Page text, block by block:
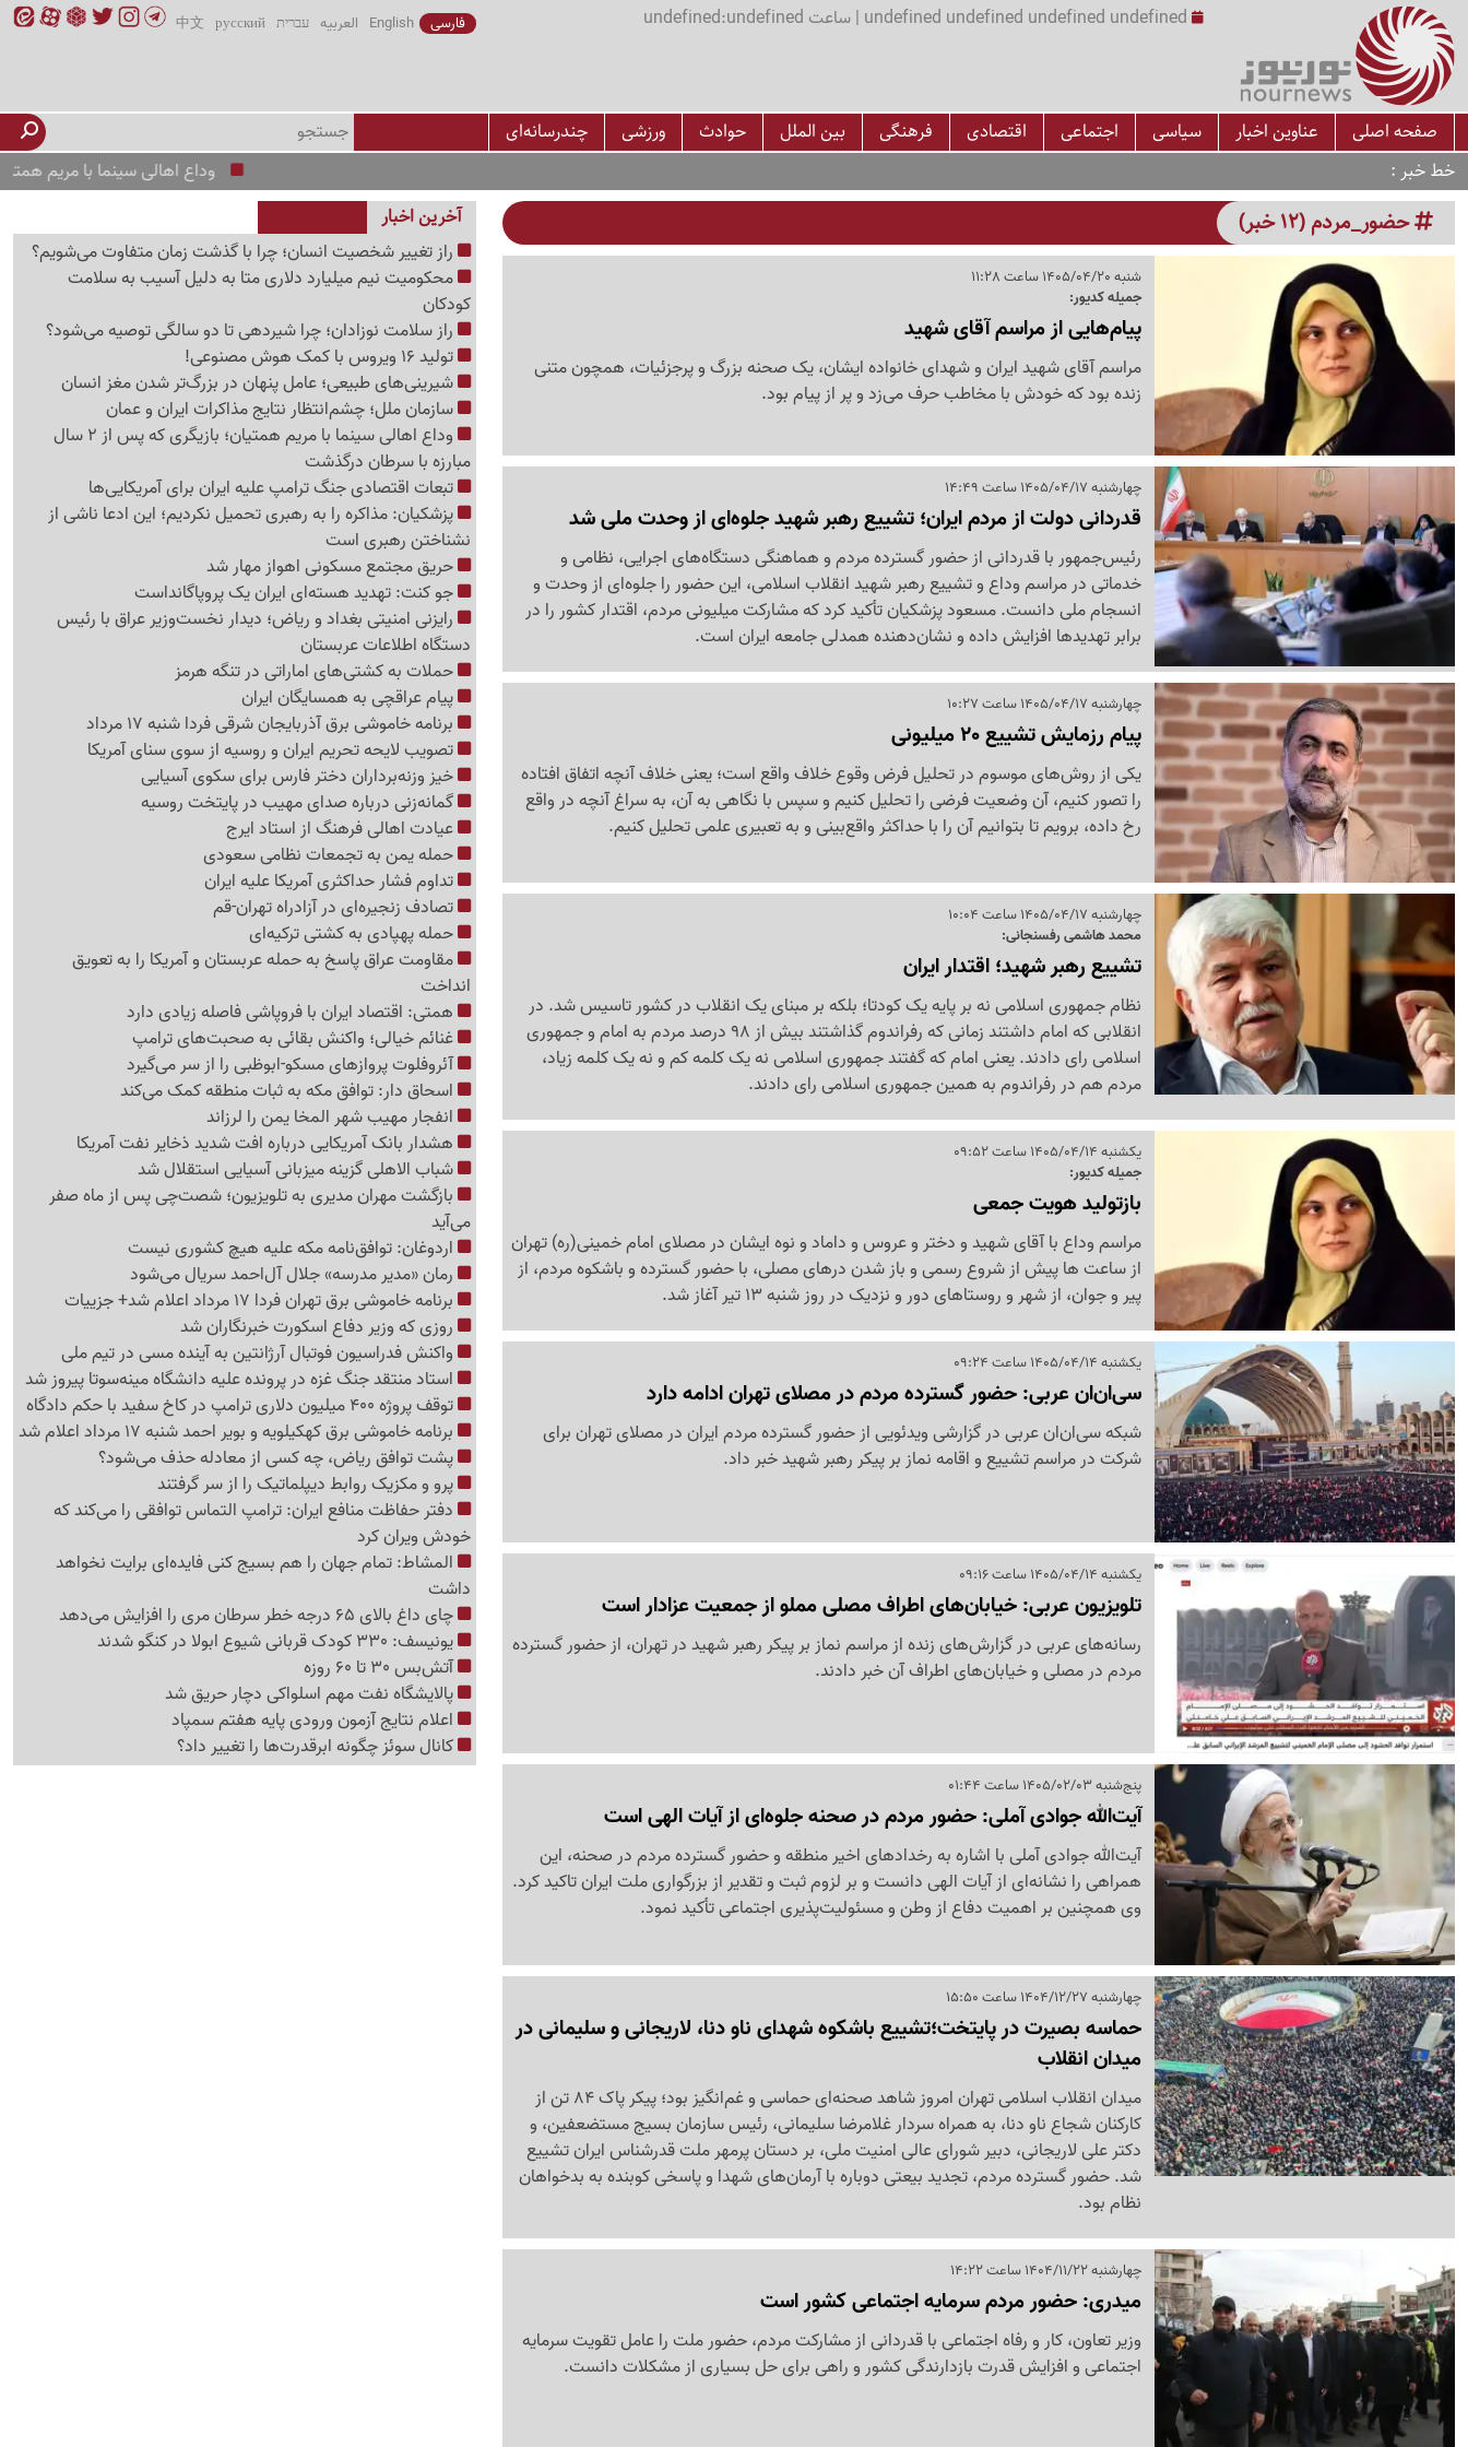
undefined undefined undefined undefined | ساعت undefined:undefined فارسی English العربیه עברית русский
中文
صفحه اصلی عناوین اخبار سیاسی اجتماعی اقتصادی فرهنگی بین الملل حوادث ورزشی
چندرسانه‌ای
خط خبر
وداع اهالی سینما با مریم همتیان؛ بازیگری که پس از 2
حضور_مردم (12 خبر)
شنبه 1405/04/20 ساعت 11:28
جمیله کدیور:
پیام‌هایی از مراسم آقای شهید
مراسم آقای شهید ایران و شهدای خانواده ایشان، یک صحنه بزرگ و پرجزئیات، همچون متنی
زنده بود که خودش با مخاطب حرف می‌زد و پر از پیام بود.
چهارشنبه 1405/04/17 ساعت 14:49
قدردانی دولت از مردم ایران؛ تشییع رهبر شهید جلوه‌ای از وحدت ملی شد
رئیس‌جمهور با قدردانی از حضور گسترده مردم و هماهنگی دستگاه‌های اجرایی، نظامی و
خدماتی در مراسم وداع و تشییع رهبر شهید انقلاب اسلامی، این حضور را جلوه‌ای از وحدت و
انسجام ملی دانست. مسعود پزشکیان تأکید کرد که مشارکت میلیونی مردم، اقتدار کشور را در
برابر تهدیدها افزایش داده و نشان‌دهنده همدلی جامعه ایران است.
چهارشنبه 1405/04/17 ساعت 10:27
پیام رزمایش تشییع 20 میلیونی
یکی از روش‌های موسوم در تحلیل فرض وقوع خلاف واقع است؛ یعنی خلاف آنچه اتفاق افتاده
را تصور کنیم، آن وضعیت فرضی را تحلیل کنیم و سپس با نگاهی به آن، به سراغ آنچه در واقع
رخ داده، برویم تا بتوانیم آن را با حداکثر واقع‌بینی و به تعبیری علمی تحلیل کنیم.
چهارشنبه 1405/04/17 ساعت 10:04
محمد هاشمی رفسنجانی:
تشییع رهبر شهید؛ اقتدار ایران
نظام جمهوری اسلامی نه بر پایه یک کودتا؛ بلکه بر مبنای یک انقلاب در کشور تاسیس شد. در
انقلابی که امام داشتند زمانی که رفراندوم گذاشتند بیش از 98 درصد مردم به امام و جمهوری
اسلامی رای دادند. یعنی امام که گفتند جمهوری اسلامی نه یک کلمه کم و نه یک کلمه زیاد،
مردم هم در رفراندوم به همین جمهوری اسلامی رای دادند.
یکشنبه 1405/04/14 ساعت 09:52
جمیله کدیور:
بازتولید هویت جمعی
مراسم وداع با آقای شهید و دختر و عروس و داماد و نوه ایشان در مصلای امام خمینی(ره) تهران
از ساعت ها پیش از شروع رسمی و باز شدن درهای مصلی، با حضور گسترده و باشکوه مردم، از
پیر و جوان، از شهر و روستاهای دور و نزدیک در روز شنبه 13 تیر آغاز شد.
یکشنبه 1405/04/14 ساعت 09:24
سی‌ان‌ان عربی: حضور گسترده مردم در مصلای تهران ادامه دارد
شبکه سی‌ان‌ان عربی در گزارشی ویدئویی از حضور گسترده مردم ایران در مصلای تهران برای
شرکت در مراسم تشییع و اقامه نماز بر پیکر رهبر شهید خبر داد.
یکشنبه 1405/04/14 ساعت 09:16
تلویزیون عربی: خیابان‌های اطراف مصلی مملو از جمعیت عزادار است
رسانه‌های عربی در گزارش‌های زنده از مراسم نماز بر پیکر رهبر شهید در تهران، از حضور گسترده
مردم در مصلی و خیابان‌های اطراف آن خبر دادند.
پنج‌شنبه 1405/02/03 ساعت 01:44
آیت‌الله جوادی آملی: حضور مردم در صحنه جلوه‌ای از آیات الهی است
آیت‌الله جوادی آملی با اشاره به رخدادهای اخیر منطقه و حضور گسترده مردم در صحنه، این
همراهی را نشانه‌ای از آیات الهی دانست و بر لزوم ثبت و تقدیر از بزرگواری ملت ایران تاکید کرد.
وی همچنین بر اهمیت دفاع از وطن و مسئولیت‌پذیری اجتماعی تأکید نمود.
چهارشنبه 1404/12/27 ساعت 15:50
حماسه بصیرت در پایتخت؛تشییع باشکوه شهدای ناو دنا، لاریجانی و سلیمانی در
میدان انقلاب
میدان انقلاب اسلامی تهران امروز شاهد صحنه‌ای حماسی و غم‌انگیز بود؛ پیکر پاک 84 تن از
کارکنان شجاع ناو دنا، به همراه سردار غلامرضا سلیمانی، رئیس سازمان بسیج مستضعفین، و
دکتر علی لاریجانی، دبیر شورای عالی امنیت ملی، بر دستان پرمهر ملت قدرشناس ایران تشییع
شد. حضور گسترده مردم، تجدید بیعتی دوباره با آرمان‌های شهدا و پاسخی کوبنده به بدخواهان
نظام بود.
چهارشنبه 1404/11/22 ساعت 14:22
میدری: حضور مردم سرمایه اجتماعی کشور است
وزیر تعاون، کار و رفاه اجتماعی با قدردانی از مشارکت مردم، حضور ملت را عامل تقویت سرمایه
اجتماعی و افزایش قدرت بازدارندگی کشور و راهی برای حل بسیاری از مشکلات دانست.
آخرین اخبار
راز تغییر شخصیت انسان؛ چرا با گذشت زمان متفاوت می‌شویم؟
محکومیت نیم میلیارد دلاری متا به دلیل آسیب به سلامت
کودکان
راز سلامت نوزادان؛ چرا شیردهی تا دو سالگی توصیه می‌شود؟
تولید 16 ویروس با کمک هوش مصنوعی!
شیرینی‌های طبیعی؛ عامل پنهان در بزرگ‌تر شدن مغز انسان
سازمان ملل؛ چشم‌انتظار نتایج مذاکرات ایران و عمان
وداع اهالی سینما با مریم همتیان؛ بازیگری که پس از 2 سال
مبارزه با سرطان درگذشت
تبعات اقتصادی جنگ ترامپ علیه ایران برای آمریکایی‌ها
پزشکیان: مذاکره را به رهبری تحمیل نکردیم؛ این ادعا ناشی از
نشناختن رهبری است
حریق مجتمع مسکونی اهواز مهار شد
جو کنت: تهدید هسته‌ای ایران یک پروپاگانداست
رایزنی امنیتی بغداد و ریاض؛ دیدار نخست‌وزیر عراق با رئیس
دستگاه اطلاعات عربستان
حملات به کشتی‌های اماراتی در تنگه هرمز
پیام عراقچی به همسایگان ایران
برنامه خاموشی برق آذربایجان شرقی فردا شنبه 17 مرداد
تصویب لایحه تحریم ایران و روسیه از سوی سنای آمریکا
خیز وزنه‌برداران دختر فارس برای سکوی آسیایی
گمانه‌زنی درباره صدای مهیب در پایتخت روسیه
عیادت اهالی فرهنگ از استاد ایرج
حمله یمن به تجمعات نظامی سعودی
تداوم فشار حداکثری آمریکا علیه ایران
تصادف زنجیره‌ای در آزادراه تهران-قم
حمله پهپادی به کشتی ترکیه‌ای
مقاومت عراق پاسخ به حمله عربستان و آمریکا را به تعویق
انداخت
همتی: اقتصاد ایران با فروپاشی فاصله زیادی دارد
غنائم خیالی؛ واکنش بقائی به صحبت‌های ترامپ
آئروفلوت پروازهای مسکو-ابوظبی را از سر می‌گیرد
اسحاق دار: توافق مکه به ثبات منطقه کمک می‌کند
انفجار مهیب شهر المخا یمن را لرزاند
هشدار بانک آمریکایی درباره افت شدید ذخایر نفت آمریکا
شباب الاهلی گزینه میزبانی آسیایی استقلال شد
بازگشت مهران مدیری به تلویزیون؛ شصت‌چی پس از ماه صفر
می‌آید
اردوغان: توافق‌نامه مکه علیه هیچ کشوری نیست
رمان «مدیر مدرسه» جلال آل‌احمد سریال می‌شود
برنامه خاموشی برق تهران فردا 17 مرداد اعلام شد+ جزییات
روزی که وزیر دفاع اسکورت خبرنگاران شد
واکنش فدراسیون فوتبال آرژانتین به آینده مسی در تیم ملی
استاد منتقد جنگ غزه در پرونده علیه دانشگاه مینه‌سوتا پیروز شد
توقف پروژه 400 میلیون دلاری ترامپ در کاخ سفید با حکم دادگاه
برنامه خاموشی برق کهکیلویه و بویر احمد شنبه 17 مرداد اعلام شد
پشت توافق ریاض، چه کسی از معادله حذف می‌شود؟
پرو و مکزیک روابط دیپلماتیک را از سر گرفتند
دفتر حفاظت منافع ایران: ترامپ التماس توافقی را می‌کند که
خودش ویران کرد
المشاط: تمام جهان را هم بسیج کنی فایده‌ای برایت نخواهد
داشت
چای داغ بالای 65 درجه خطر سرطان مری را افزایش می‌دهد
یونیسف: 330 کودک قربانی شیوع ابولا در کنگو شدند
آتش‌بس 30 تا 60 روزه
پالایشگاه نفت مهم اسلواکی دچار حریق شد
اعلام نتایج آزمون ورودی پایه هفتم سمپاد
کانال سوئز چگونه ابرقدرت‌ها را تغییر داد؟